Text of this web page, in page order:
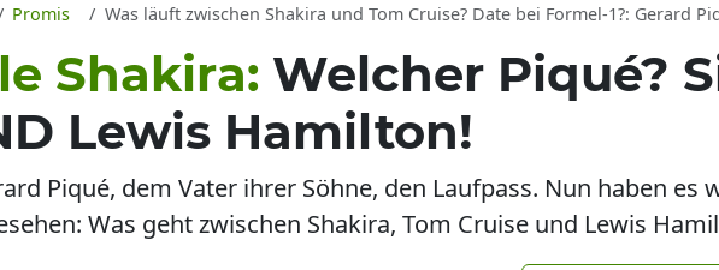
Promis Was läuft zwischen Shakira und Tom Cruise? Date bei Formel-1?: Gerard Piqué Ex mit
Shakira: Welcher Piqué?
Lewis Hamilton!
Piqué, dem Vater ihrer Söhne, den Laufpass. Nun haben es
Was geht zwischen Shakira, Tom Cruise und Lewis